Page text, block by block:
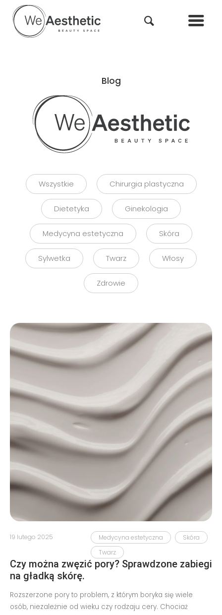
Blog
Wszystkie Chirurgia plastyczna
Dietetyka Ginekologia
Medycyna estetyczna Skóra
Sylwetka Twarz Włosy
Zdrowie
Medycyna estetyczna
Skóra
Twarz
19 lutego 2025
Czy można zwęzić pory? Sprawdzone zabiegi
na gładką skórę.
Rozszerzone pory to problem, z którym boryka się wiele
osób, niezależnie od wieku czy rodzaju cery. Chociaż